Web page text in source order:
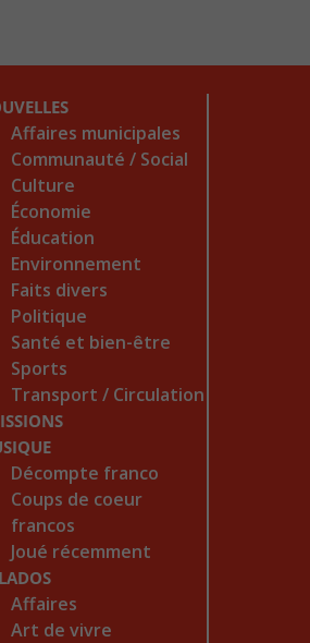
Affaires municipales
Communauté / Social
Culture
Économie
Éducation
Environnement
Faits divers
Politique
Santé et bien-être
Sports
Transport / Circulation
Décompte franco
Coups de coeur
francos
Joué récemment
Affaires
Art de vivre